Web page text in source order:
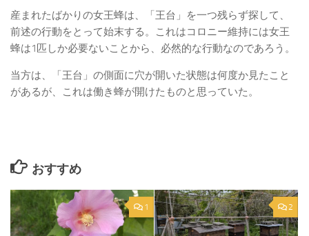
産まれたばかりの女王蜂は、「王台」を一つ残らず探して、
前述の行動をとって始末する。これはコロニー維持には女王
蜂は1匹しか必要ないことから、必然的な行動なのであろう。
当方は、「王台」の側面に穴が開いた状態は何度か見たこと
があるが、これは働き蜂が開けたものと思っていた。
おすすめ
1 2